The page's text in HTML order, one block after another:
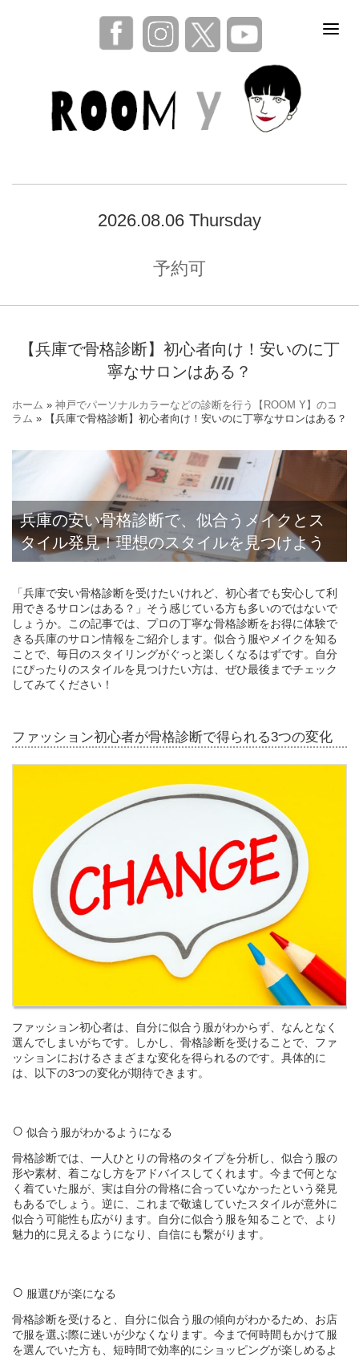
2026.08.06 Thursday
予約可
【兵庫で骨格診断】初心者向け！安いのに丁
寧なサロンはある？
ホーム » 神戸でパーソナルカラーなどの診断を行う【ROOM Y】のコ
ラム » 【兵庫で骨格診断】初心者向け！安いのに丁寧なサロンはある？
兵庫の安い骨格診断で、似合うメイクとス
タイル発見！理想のスタイルを見つけよう
「兵庫で安い骨格診断を受けたいけれど、初心者でも安心して利
用できるサロンはある？」そう感じている方も多いのではないで
しょうか。この記事では、プロの丁寧な骨格診断をお得に体験で
きる兵庫のサロン情報をご紹介します。似合う服やメイクを知る
ことで、毎日のスタイリングがぐっと楽しくなるはずです。自分
にぴったりのスタイルを見つけたい方は、ぜひ最後までチェック
してみてください！
ファッション初心者が骨格診断で得られる3つの変化
ファッション初心者は、自分に似合う服がわからず、なんとなく
選んでしまいがちです。しかし、骨格診断を受けることで、ファ
ッションにおけるさまざまな変化を得られるのです。具体的に
は、以下の3つの変化が期待できます。
似合う服がわかるようになる
骨格診断では、一人ひとりの骨格のタイプを分析し、似合う服の
形や素材、着こなし方をアドバイスしてくれます。今まで何とな
く着ていた服が、実は自分の骨格に合っていなかったという発見
もあるでしょう。逆に、これまで敬遠していたスタイルが意外に
似合う可能性も広がります。自分に似合う服を知ることで、より
魅力的に見えるようになり、自信にも繋がります。
服選びが楽になる
骨格診断を受けると、自分に似合う服の傾向がわかるため、お店
で服を選ぶ際に迷いが少なくなります。今まで何時間もかけて服
を選んでいた方も、短時間で効率的にショッピングが楽しめるよ